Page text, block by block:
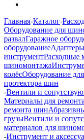
Главная-Каталог-
Оборудование для
развалГаражное
оборудование
инструментРасходные
шиномонтажа
колёсОборудование
протектора шин
-Вентили и
Материалы для
ремонта шин
грузыВентили и
материалов для
-Инструмент и